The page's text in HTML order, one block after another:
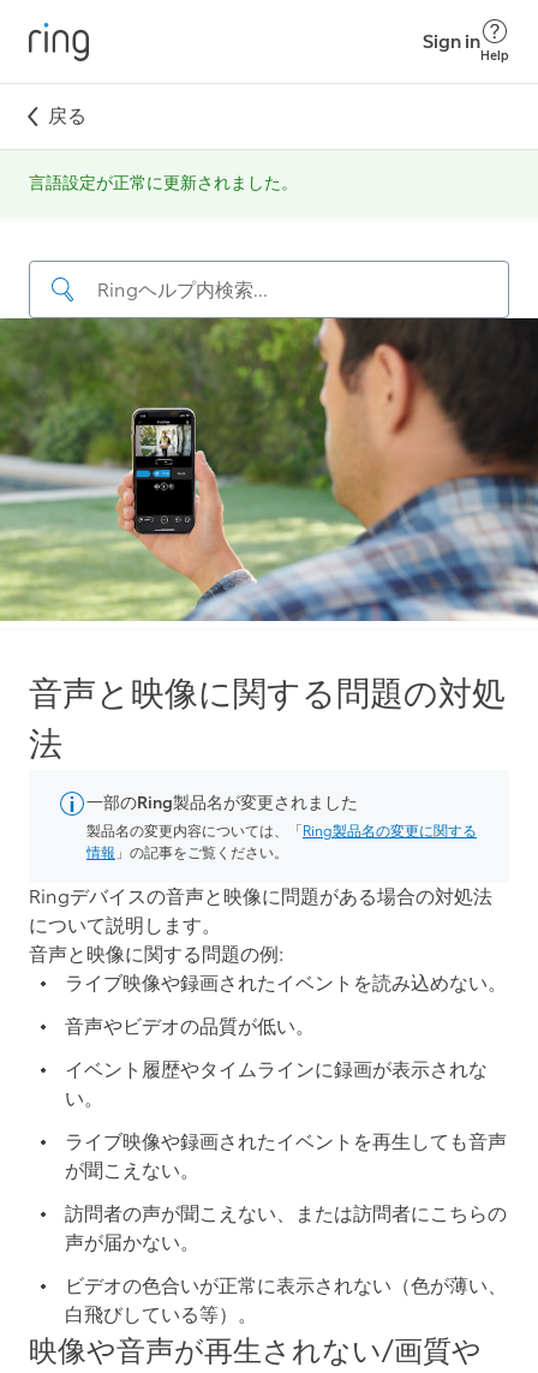
Sign in
Help
戻る
言語‍設定が正常に更新‍されました。
音声と映像に関する問題の対処
法
一部のRing製品名が変更されました
製品名の変更内容については、「Ring製品名の変更に関する
情報」の記事をご覧ください。
Ringデバイスの音声と映像に問題がある場合の対処法
について説明します。
音声と映像に関する問題の例:
ライブ映像や録画されたイベントを読み込めない。
音声やビデオの品質が低い。
イベント履歴やタイムラインに録画が表示されな
い。
ライブ映像や録画されたイベントを再生しても音声
が聞こえない。
訪問者の声が聞こえない、または訪問者にこちらの
声が届かない。
ビデオの色合いが正常に表示されない（色が薄い、
白飛びしている等）。
映像や音声が再生されない/画質や